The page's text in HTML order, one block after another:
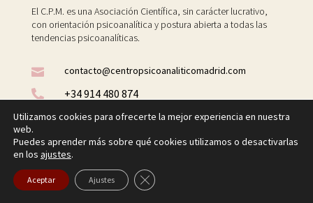
El C.P.M. es una Asociación Científica, sin carácter lucrativo,
con orientación psicoanalítica y postura abierta a todas las
tendencias psicoanalíticas.

contacto@centropsicoanaliticomadrid.com

+34 914 480 874

O’Donnell, 22 escalera A 1ºizda
CENTRO PSICOANALÍTICO DE MADRID
Utilizamos cookies para ofrecerte la mejor experiencia en nuestra
web.
Puedes aprender más sobre qué cookies utilizamos o desactivarlas
en los ajustes.
Aceptar Ajustes Cerrar el banner de cookies RGPD